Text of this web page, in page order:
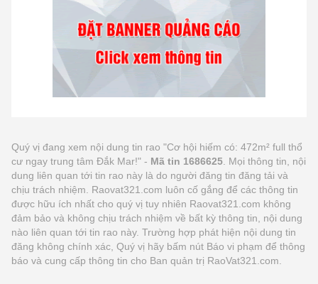
Quý vị đang xem nội dung tin rao "Cơ hội hiếm có: 472m² full thổ
cư ngay trung tâm Đắk Mar!" - Mã tin 1686625 . Mọi thông tin, nội
dung liên quan tới tin rao này là do người đăng tin đăng tải và
chịu trách nhiệm. Raovat321.com luôn cố gắng để các thông tin
được hữu ích nhất cho quý vị tuy nhiên Raovat321.com không
đảm bảo và không chịu trách nhiệm về bất kỳ thông tin, nội dung
nào liên quan tới tin rao này. Trường hợp phát hiện nội dung tin
đăng không chính xác, Quý vị hãy bấm nút Báo vi phạm để thông
báo và cung cấp thông tin cho Ban quản trị RaoVat321.com.